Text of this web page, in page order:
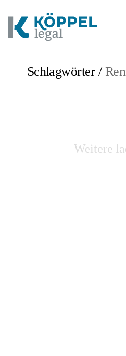
Schlagwörter /
Weitere